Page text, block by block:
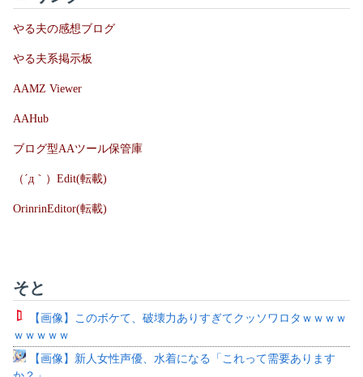
やる夫の感想ブログ
やる夫系掲示板
AAMZ Viewer
AAHub
ブログ型AAツール保管庫
（´д｀）Edit(転載)
OrinrinEditor(転載)
そと
【画像】このボケて、破壊力ありすぎてクッソワロタｗｗｗｗ
ｗｗｗｗｗ
【画像】新人女性声優、水着になる「これって需要あります